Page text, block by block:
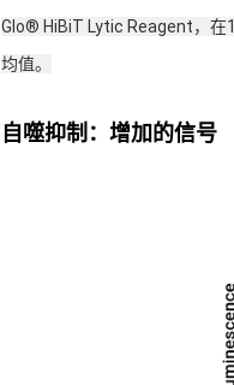
Glo® HiBiT Lytic Reagent，
均值。
自噬抑制：增加的信号